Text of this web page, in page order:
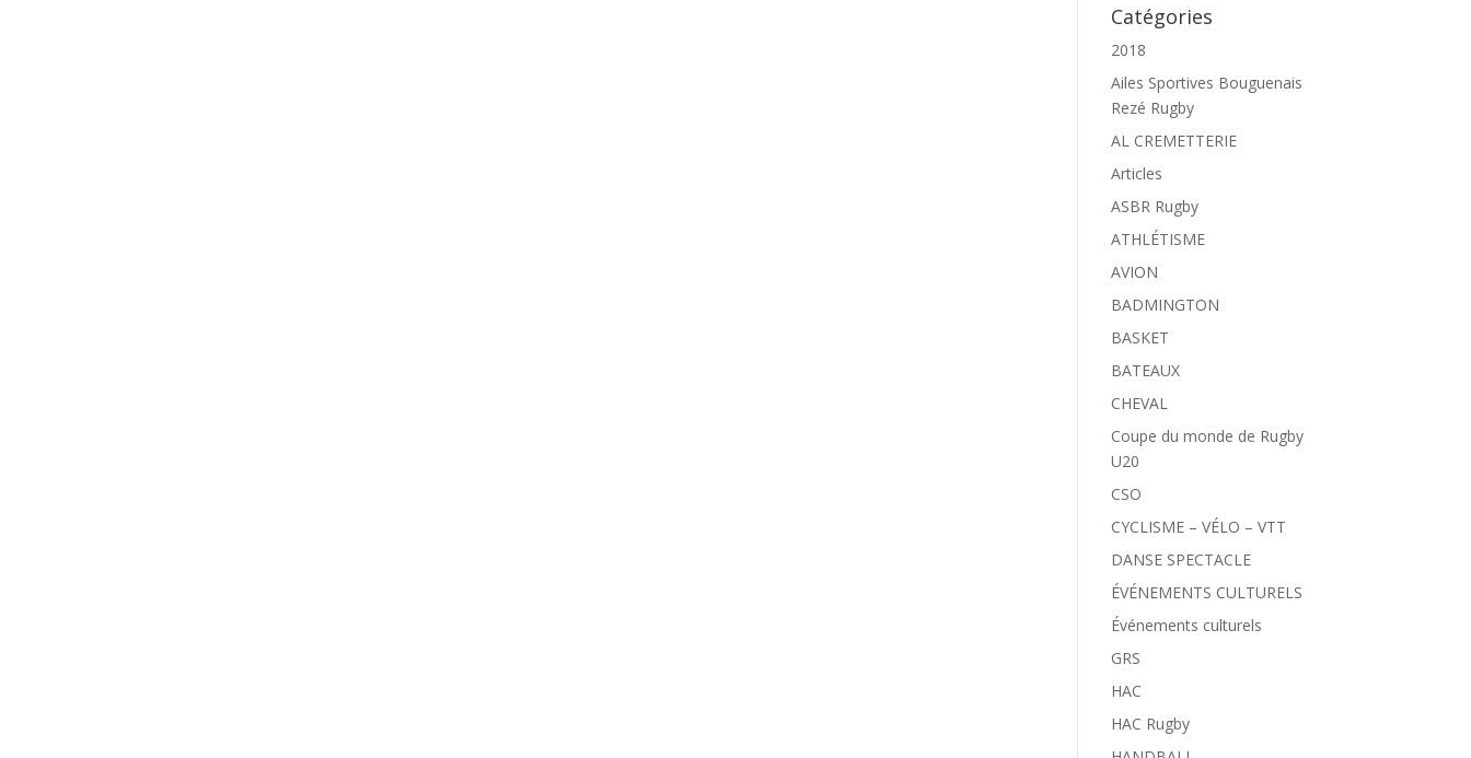
Catégories
2018
Ailes Sportives Bouguenais
Rezé Rugby
AL CREMETTERIE
Articles
ASBR Rugby
ATHLÉTISME
AVION
BADMINGTON
BASKET
BATEAUX
CHEVAL
Coupe du monde de Rugby
U20
CSO
CYCLISME – VÉLO – VTT
DANSE SPECTACLE
ÉVÉNEMENTS CULTURELS
Événements culturels
GRS
HAC
HAC Rugby